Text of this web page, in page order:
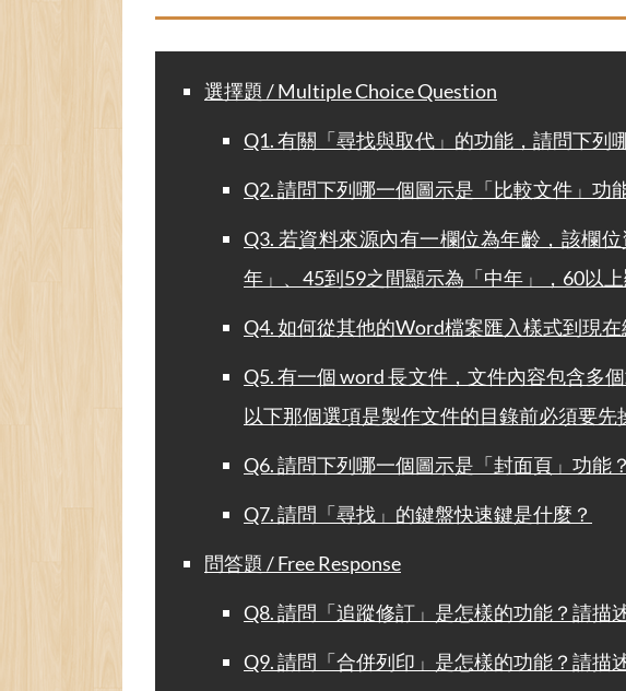
選擇題 / Multiple Choice Question
Q1. 有關「尋找與取代」的功能，請問下列
Q2. 請問下列哪一個圖示是「比較文件」功
Q3. 若資料來源內有一欄位為年齡，該欄
年」、45到59之間顯示為「中年」，60以
Q4. 如何從其他的Word檔案匯入樣式到現
Q5. 有一個 word 長文件，文件內容包含多
以下那個選項是製作文件的目錄前必須要先
Q6. 請問下列哪一個圖示是「封面頁」功能？
Q7. 請問「尋找」的鍵盤快速鍵是什麼？
問答題 / Free Response
Q8. 請問「追蹤修訂」是怎樣的功能？請描
Q9. 請問「合併列印」是怎樣的功能？請描